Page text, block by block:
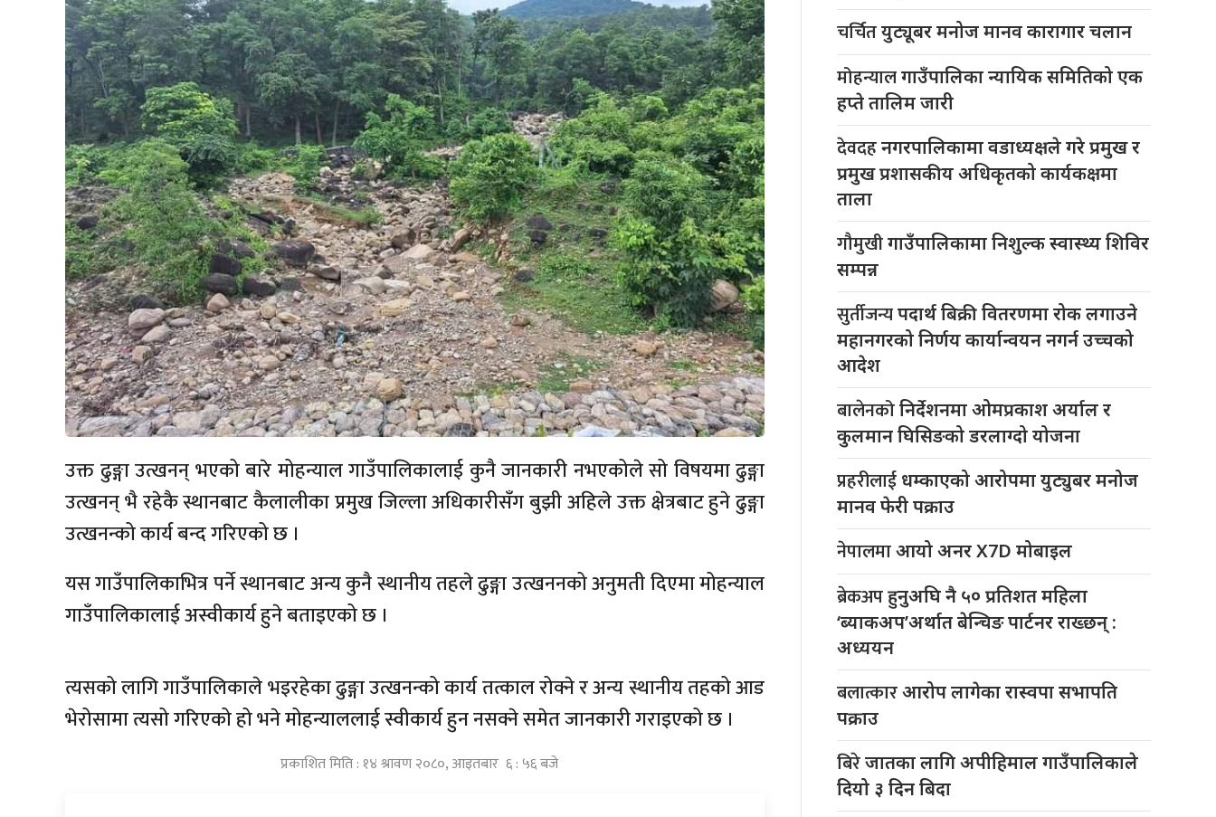
उक्त ढुङ्गा उत्खनन् भएको बारे मोहन्याल गाउँपालिकालाई कुनै जानकारी नभएकोले सो विषयमा ढुङ्गा
उत्खनन् भै रहेकै स्थानबाट कैलालीका प्रमुख जिल्ला अधिकारीसँग बुझी अहिले उक्त क्षेत्रबाट हुने ढुङ्गा
उत्खनन्को कार्य बन्द गरिएको छ ।
यस गाउँपालिकाभित्र पर्ने स्थानबाट अन्य कुनै स्थानीय तहले ढुङ्गा उत्खननको अनुमती दिएमा मोहन्याल
गाउँपालिकालाई अस्वीकार्य हुने बताइएको छ ।
त्यसको लागि गाउँपालिकाले भइरहेका ढुङ्गा उत्खनन्को कार्य तत्काल रोक्ने र अन्य स्थानीय तहको आड
भेरोसामा त्यसो गरिएको हो भने मोहन्याललाई स्वीकार्य हुन नसक्ने समेत जानकारी गराइएको छ ।
प्रकाशित मिति : १४ श्रावण २०८०, आइतबार ६ : ५६ बजे
चर्चितयुट्यूबर मनोज मानव कारागार चलान
मोहन्यालगाउँपालिका न्यायिक समितिको एक
हप्ते तालिम जारी
देवदहनगरपालिकामा वडाध्यक्षले गरे प्रमुख र
प्रमुख प्रशासकीय अधिकृतको कार्यकक्षमा
ताला
गौमुखीगाउँपालिकामा निशुल्क स्वास्थ्य शिविर
सम्पन्न
सुर्तीजन्यपदार्थ बिक्री वितरणमा रोक लगाउने
महानगरको निर्णय कार्यान्वयन नगर्न उच्चको
आदेश
बालेनकोनिर्देशनमा ओमप्रकाश अर्याल र
कुलमान घिसिङको डरलाग्दो योजना
प्रहरीलाई धम्काएको आरोपमा युट्युबर मनोज
मानव फेरी पक्राउ
नेपालमाआयो अनर X7D मोबाइल
ब्रेकअपहुनुअघि नै ५० प्रतिशत महिला
‘ब्याकअप’अर्थात बेन्चिङ पार्टनर राख्छन् :
अध्ययन
बलात्कारआरोप लागेका रास्वपा सभापति
पक्राउ
बिरेजातका लागि अपीहिमाल गाउँपालिकाले
दियो ३ दिन बिदा